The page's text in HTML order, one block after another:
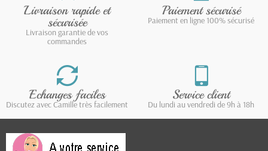
Livraison rapide et
sécurisée
Livraison garantie de vos
commandes
Paiement sécurisé
Paiement en ligne 100% sécurisé
Echanges faciles
Discutez avec Camille très facilement
Service client
Du lundi au vendredi de 9h à 18h